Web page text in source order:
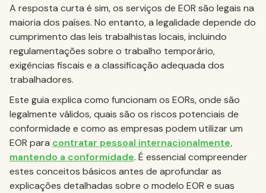
A resposta curta é sim, os serviços de EOR são legais na
maioria dos países. No entanto, a legalidade depende do
cumprimento das leis trabalhistas locais, incluindo
regulamentações sobre o trabalho temporário,
exigências fiscais e a classificação adequada dos
trabalhadores.
Este guia explica como funcionam os EORs, onde são
legalmente válidos, quais são os riscos potenciais de
conformidade e como as empresas podem utilizar um
EOR para contratar pessoal internacionalmente,
mantendo a conformidade. É essencial compreender
estes conceitos básicos antes de aprofundar as
explicações detalhadas sobre o modelo EOR e suas